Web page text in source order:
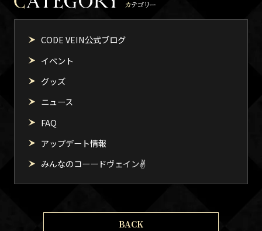
CODE VEIN公式ブログ
イベント
グッズ
ニュース
FAQ
アップデート情報
みんなのコーードヴェイン✌
BACK